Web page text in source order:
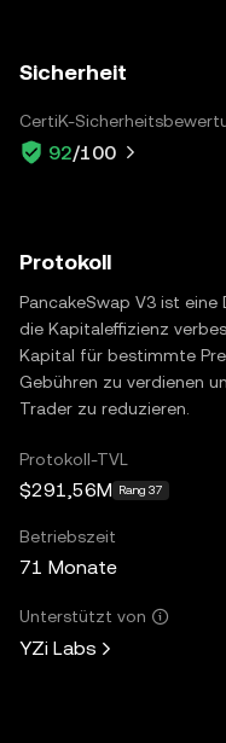
Sicherheit
CertiK-
92/100
Protokoll
PancakeSwap V3 ist
die Kapitaleffizienz
Kapital für bestimmte
Gebühren zu verdienen
Trader zu reduzieren.
Protokoll-TVL
$291,56M Rang 37
Betriebszeit
71 Monate
Unterstützt von
YZi Labs